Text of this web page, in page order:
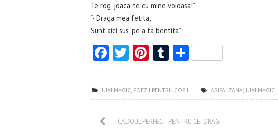
Te rog, joaca-te cu mine voioasa!”
“- Draga mea fetita,
Sunt aici sus, pe a ta bentita”
Fa
b
o
o
T
itt
er
Pi
er
es
t
T
m
bl
r
S
re
JUXI MAGIC POEZII PENTRU COPII ARIPA; ZANA; JUXI MAGIC
CADOUL PERFECT PENTRU CEI DRAGI